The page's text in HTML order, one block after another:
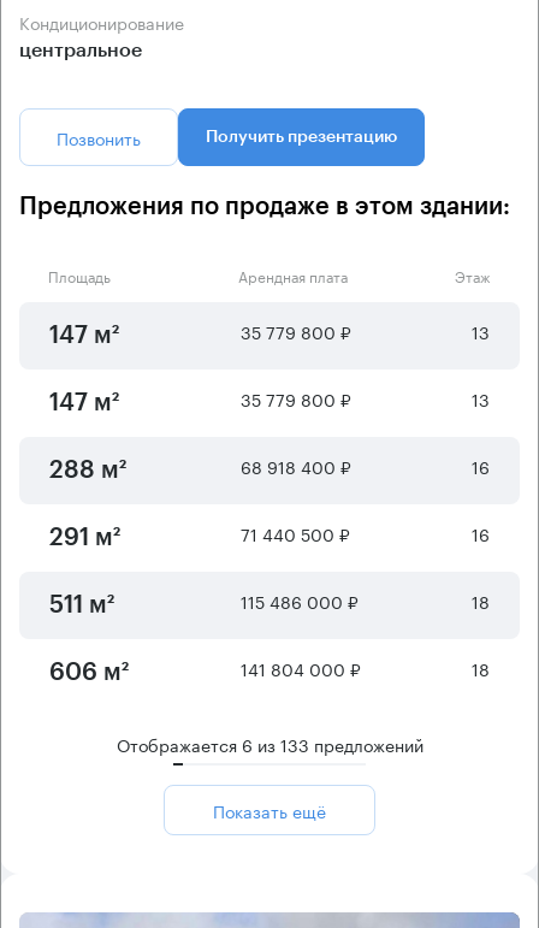
Кондиционирование
центральное
Позвонить Получить презентацию
Предложения по продаже в этом здании:
Площадь Арендная плата Этаж
147 м² 35 779 800 ₽ 13
147 м² 35 779 800 ₽ 13
288 м² 68 918 400 ₽ 16
291 м² 71 440 500 ₽ 16
511 м² 115 486 000 ₽ 18
606 м² 141 804 000 ₽ 18
Отображается 6 из133 предложений
Показать ещё